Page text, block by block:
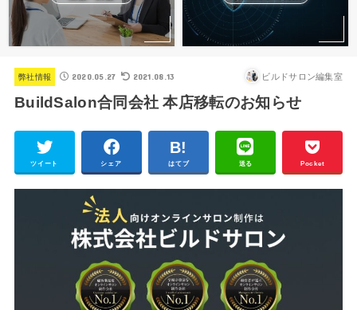
弊社情報 2020.05.27 2021.08.13 ビルドサロン編集室
BuildSalon合同会社 本店移転のお知らせ
ツイート シェア はてブ 送る Pocket